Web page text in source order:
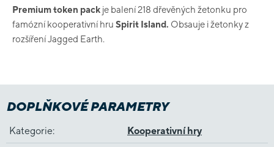
Premium token pack je balení 218 dřevěných žetonku pro
famózní kooperativní hru Spirit Island. Obsauje i žetonky z
rozšíření Jagged Earth.
DOPLŇKOVÉ PARAMETRY
Kategorie: Kooperativní hry